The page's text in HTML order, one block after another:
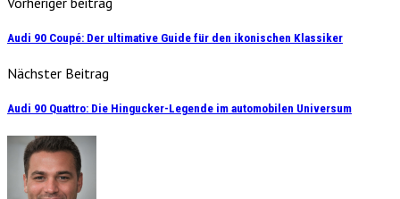
Audi 90 Coupé: Der ultimative Guide für den ikonischen Klassiker
Nächster Beitrag
Audi 90 Quattro: Die Hingucker-Legende im automobilen Universum